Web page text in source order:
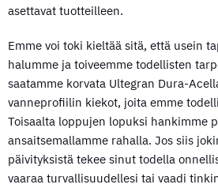
asettavat tuotteilleen.
Emme voi toki kieltää sitä, että usein
halumme ja toiveemme todellisten
saatamme korvata Ultegran Dura-
vanneprofiilin kiekot, joita emme
Toisaalta loppujen lopuksi hankimme
ansaitsemallamme rahalla. Jos siis
päivityksistä tekee sinut todella
vaaraa turvallisuudellesi tai vaadi